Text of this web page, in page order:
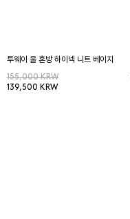
투웨이 울 혼방 하이넥 니트 베이지
155,000 KRW
139,500 KRW